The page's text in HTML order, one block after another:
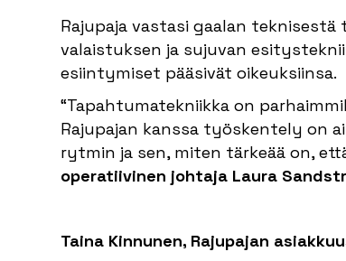
Rajupaja vastasi gaalan
valaistuksen ja sujuvan
esiintymiset pääsivät oikeuksiinsa.
“Tapahtumatekniikka on
Rajupajan kanssa työskentely on
rytmin ja sen, miten tärkeää on,
operatiivinen johtaja Laura
Taina Kinnunen, Rajupajan